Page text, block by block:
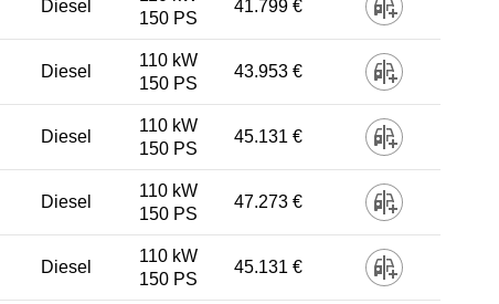
Diesel
150 PS
41.799 €
Diesel
110 kW
150 PS
43.953 €
Diesel
110 kW
150 PS
45.131 €
Diesel
110 kW
150 PS
47.273 €
Diesel
110 kW
150 PS
45.131 €